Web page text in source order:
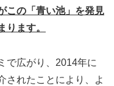
この「青い池」を発見
ります。
で広がり、2014年に
されたことにより、よ